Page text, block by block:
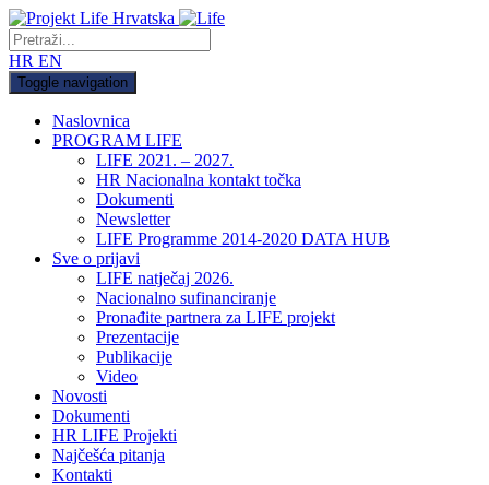
HR EN
Toggle navigation
Naslovnica
PROGRAM LIFE
LIFE 2021. – 2027.
HR Nacionalna kontakt točka
Dokumenti
Newsletter
LIFE Programme 2014-2020 DATA HUB
Sve o prijavi
LIFE natječaj 2026.
Nacionalno sufinanciranje
Pronađite partnera za LIFE projekt
Prezentacije
Publikacije
Video
Novosti
Dokumenti
HR LIFE Projekti
Najčešća pitanja
Kontakti